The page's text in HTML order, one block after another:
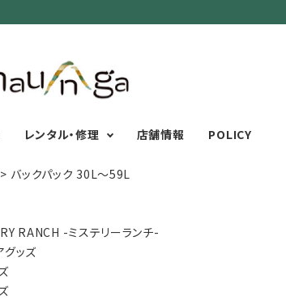
サイズで選ぶ
MENS
特集で選ぶ
レンタル・修理 店舗情報 POLICY
> バックパック 30L～59L
RANCH -ミステリーランチ-
ッズ